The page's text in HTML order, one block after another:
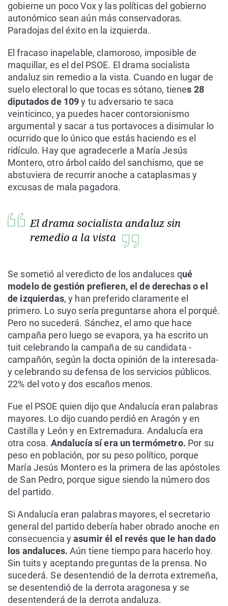
gobierne un poco Vox y las políticas del gobierno
autonómico sean aún más conservadoras.
Paradojas del éxito en la izquierda.
El fracaso inapelable, clamoroso, imposible de
maquillar, es el del PSOE. El drama socialista
andaluz sin remedio a la vista. Cuando en lugar de
suelo electoral lo que tocas es sótano, tienes 28
diputados de 109y tu adversario te saca
veinticinco, ya puedes hacer contorsionismo
argumental y sacar a tus portavoces a disimular lo
ocurrido que lo único que estás haciendo es el
ridículo. Hay que agradecerle a María Jesús
Montero, otro árbol caído del sanchismo, que se
abstuviera de recurrir anoche a cataplasmas y
excusas de mala pagadora.
El drama socialista andaluz sin
remedio a la vista
Se sometió al veredicto de los andaluces qué
modelo de gestión prefieren, el de derechas o el
de izquierdas, y han preferido claramente el
primero. Lo suyo sería preguntarse ahora el porqué.
Pero no sucederá. Sánchez, el amo que hace
campaña pero luego se evapora, ya ha escrito un
tuit celebrando la campaña de su candidata -
campañón, según la docta opinión de la interesada-
y celebrando su defensa de los servicios públicos.
22% del voto y dos escaños menos.
Fue el PSOE quien dijo que Andalucía eran palabras
mayores. Lo dijo cuando perdió en Aragón y en
Castilla y León y en Extremadura. Andalucía era
otra cosa. Andalucía sí era un termómetro. Por su
peso en población, por su peso político, porque
María Jesús Montero es la primera de las apóstoles
de San Pedro, porque sigue siendo la número dos
del partido.
Si Andalucía eran palabras mayores, el secretario
general del partido debería haber obrado anoche en
consecuencia yasumir él el revés que le han dado
los andaluces. Aún tiene tiempo para hacerlo hoy.
Sin tuits y aceptando preguntas de la prensa. No
sucederá. Se desentendió de la derrota extremeña,
se desentendió de la derrota aragonesa y se
desentenderá de la derrota andaluza.